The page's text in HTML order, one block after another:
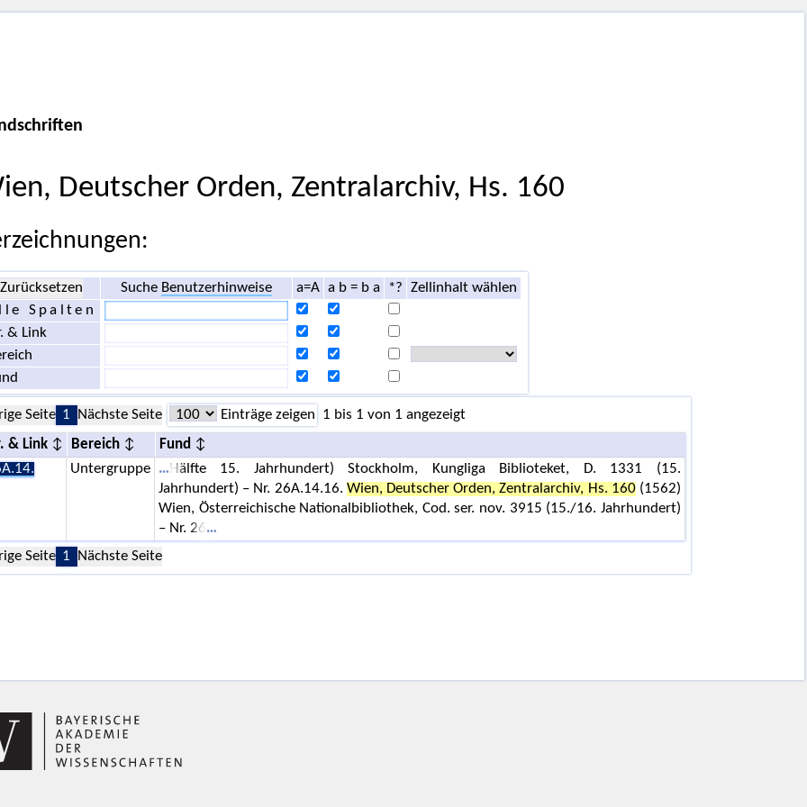
Deutscher Orden, Zentralarchiv, Hs. 160
Zurücksetzen Suche Benutzerhinweise a=A a b = b a *?
Zellinhalt wählen
Spalten
& Link
Seite 1 Nächste Seite Einträge zeigen 1 bis 1 von 1 angezeigt
& Link Bereich
Fund
Untergruppe
Hälfte 15. Jahrhundert) Stockholm, Kungliga Biblioteket, D. 1331 (15.
Jahrhundert) – Nr. 26A.14.16. Wien, Deutscher Orden, Zentralarchiv, Hs. 160(1562)
Wien, Österreichische Nationalbibliothek, Cod. ser. nov. 3915 (15./16. Jahrhundert)
– Nr. 26
Seite 1 Nächste Seite